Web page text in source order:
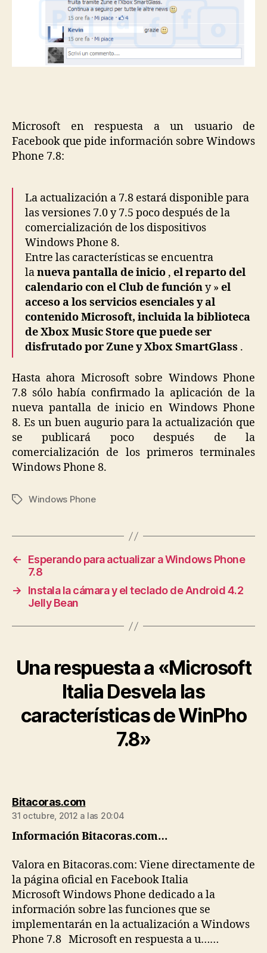
Microsoft en respuesta a un usuario de
Facebook que pide información sobre Windows
Phone 7.8:
La actualización a 7.8 estará disponible para
las versiones 7.0 y 7.5 poco después de la
comercialización de los dispositivos
Windows Phone 8.
Entre las características se encuentra
lanueva pantalla de inicio , el reparto del
calendario con el Club de funcióny » el
acceso a los servicios esenciales y al
contenido Microsoft, incluida la biblioteca
de Xbox Music Store que puede ser
disfrutado por Zune y Xbox SmartGlass .
Hasta ahora Microsoft sobre Windows Phone
7.8 sólo había confirmado la aplicación de la
nueva pantalla de inicio en Windows Phone
8. Es un buen augurio para la actualización que
se publicará poco después de la
comercialización de los primeros terminales
Windows Phone 8.
Etiquetas
Windows Phone
←
Esperando para actualizar a Windows Phone
7.8
→
Instala la cámara y el teclado de Android 4.2
Jelly Bean
Una respuesta a «Microsoft
Italia Desvela las
características de WinPho
7.8»
Bitacoras.comdice:
31 octubre, 2012 a las 20:04
Información Bitacoras.com…
Valora en Bitacoras.com: Viene directamente de
la página oficial en Facebook Italia
Microsoft Windows Phone dedicado a la
información sobre las funciones que se
implementarán en la actualización a Windows
Phone 7.8 Microsoft en respuesta a u……